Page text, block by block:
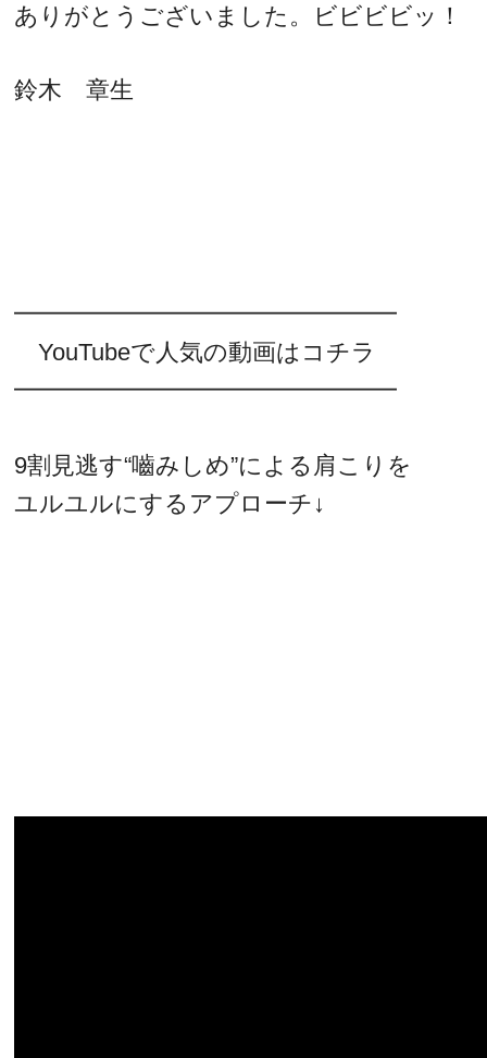
ありがとうございました。ビビビビッ！
鈴木 章生
━━━━━━━━━━━━━━━━
YouTubeで人気の動画はコチラ
━━━━━━━━━━━━━━━━
9割見逃す“嚙みしめ”による肩こりを
ユルユルにするアプローチ↓